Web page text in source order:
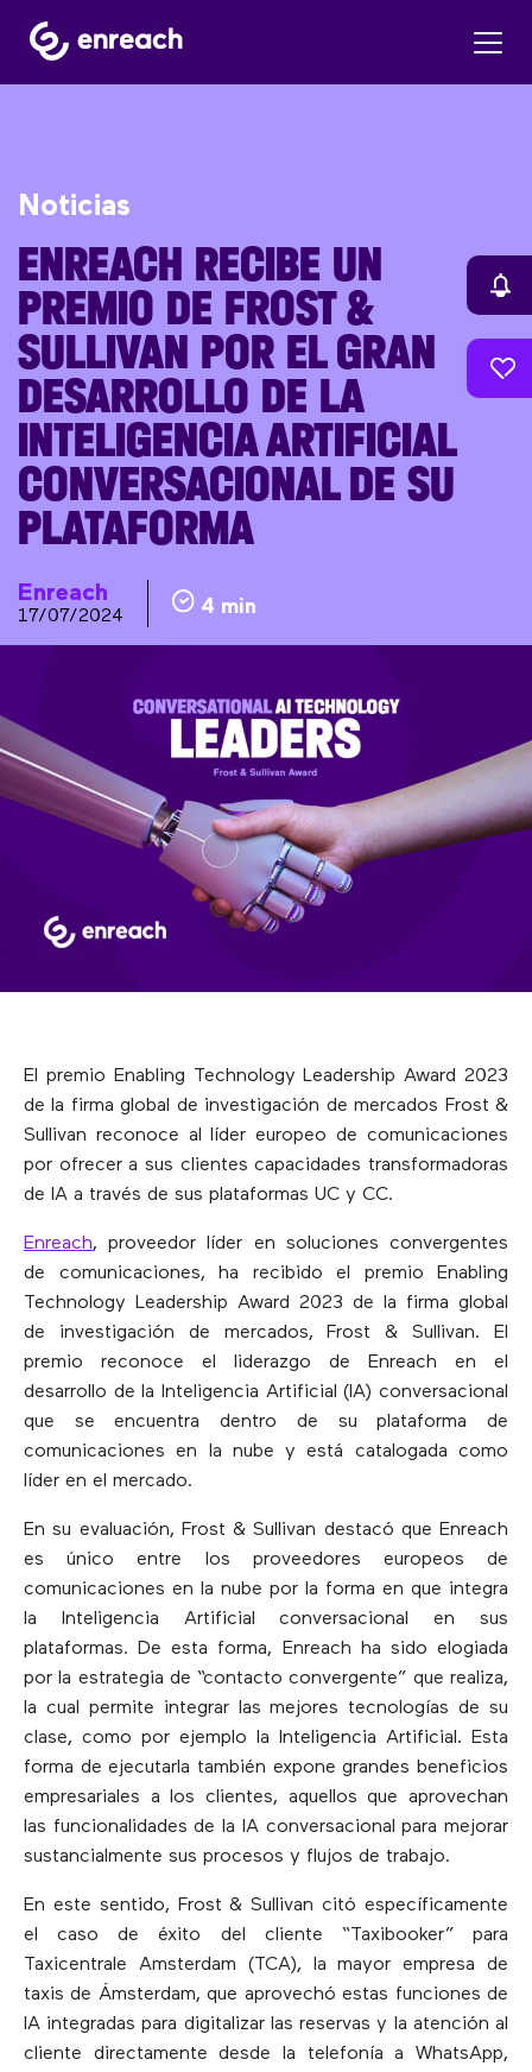
Noticias
ENREACH RECIBE UN
PREMIO DE FROST &
SULLIVAN POR EL GRAN
DESARROLLO DE LA
INTELIGENCIA ARTIFICIAL
CONVERSACIONAL DE SU
PLATAFORMA
Enreach
17/07/2024 4 min
El premio Enabling Technology Leadership Award 2023
de la firma global de investigación de mercados Frost &
Sullivan reconoce al líder europeo de comunicaciones
por ofrecer a sus clientes capacidades transformadoras
de IA a través de sus plataformas UC y CC.
Enreach, proveedor líder en soluciones convergentes
de comunicaciones, ha recibido el premio Enabling
Technology Leadership Award 2023 de la firma global
de investigación de mercados, Frost & Sullivan. El
premio reconoce el liderazgo de Enreach en el
desarrollo de la Inteligencia Artificial (IA) conversacional
que se encuentra dentro de su plataforma de
comunicaciones en la nube y está catalogada como
líder en el mercado.
En su evaluación, Frost & Sullivan destacó que Enreach
es único entre los proveedores europeos de
comunicaciones en la nube por la forma en que integra
la Inteligencia Artificial conversacional en sus
plataformas. De esta forma, Enreach ha sido elogiada
por la estrategia de “contacto convergente” que realiza,
la cual permite integrar las mejores tecnologías de su
clase, como por ejemplo la Inteligencia Artificial. Esta
forma de ejecutarla también expone grandes beneficios
empresariales a los clientes, aquellos que aprovechan
las funcionalidades de la IA conversacional para mejorar
sustancialmente sus procesos y flujos de trabajo.
En este sentido, Frost & Sullivan citó específicamente
el caso de éxito del cliente “Taxibooker” para
Taxicentrale Amsterdam (TCA), la mayor empresa de
taxis de Ámsterdam, que aprovechó estas funciones de
IA integradas para digitalizar las reservas y la atención al
cliente directamente desde la telefonía a WhatsApp,